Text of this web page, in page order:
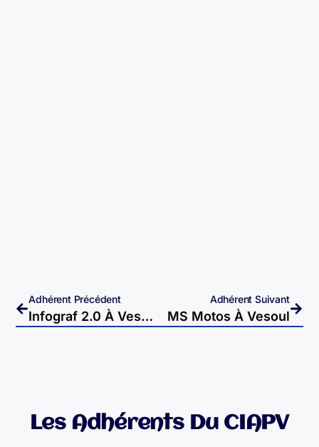
Adhérent Précédent
Infograf 2.0 À Vesoul
Adhérent Suivant
MS Motos À Vesoul
Les Adhérents Du CIAPV